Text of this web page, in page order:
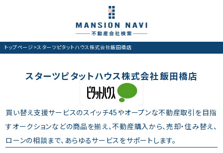
トップページ>スターツピタットハウス株式会社飯田橋店
スターツピタットハウス株式会社飯田橋店
買い替え支援サービスのスイッチ45やオープンな不動産取引を目指
すオークションなどの商品を揃え、不動産購入から、売却・住み替え、
ローンの相談まで、あらゆるサービスをサポートします。